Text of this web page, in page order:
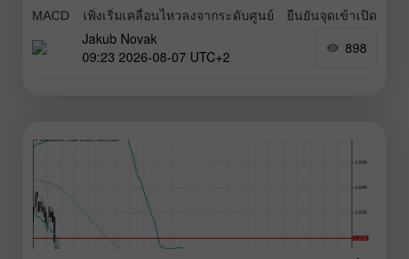
MACD เพิ่งเริ่มเคลื่อนไหวลงจากระดับศูนย์ ยืนยันจุดเข้าเปิด
สถานะขายยูโรที่ถูกต้อง ส่งผลให้คู่เงินร่วงลงไปประมาณ 20 จุด
(pips) จำนวนผู้ขอรับสวัสดิการว่างงานที่ออกมาค่อนข้างต่ำเป็น
Jakub Novak
09:23 2026-08-07 UTC+2
898